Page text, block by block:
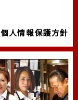
個人情報保護方針